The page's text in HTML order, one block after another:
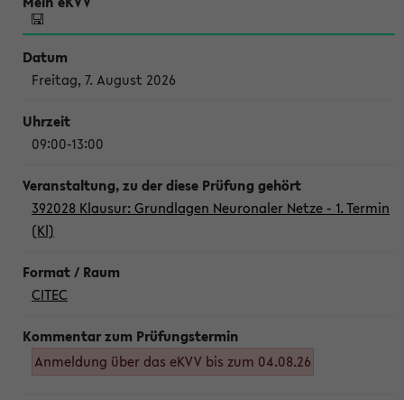
Freitag, 7. August 2026
09:00-13:00
392028 Klausur: Grundlagen Neuronaler Netze - 1. Termin
(Kl)
CITEC
Anmeldung über das eKVV bis zum 04.08.26